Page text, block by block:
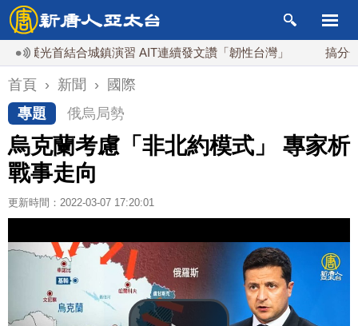
光首結合城鎮演習 AIT連續發文讚「韌性台灣」 搞分化？
首頁 › 新聞 ›
國際
專題
俄烏局勢
烏克蘭考慮「非北約模式」 專家析
戰事走向
更新時間：2022-03-07 17:20:01